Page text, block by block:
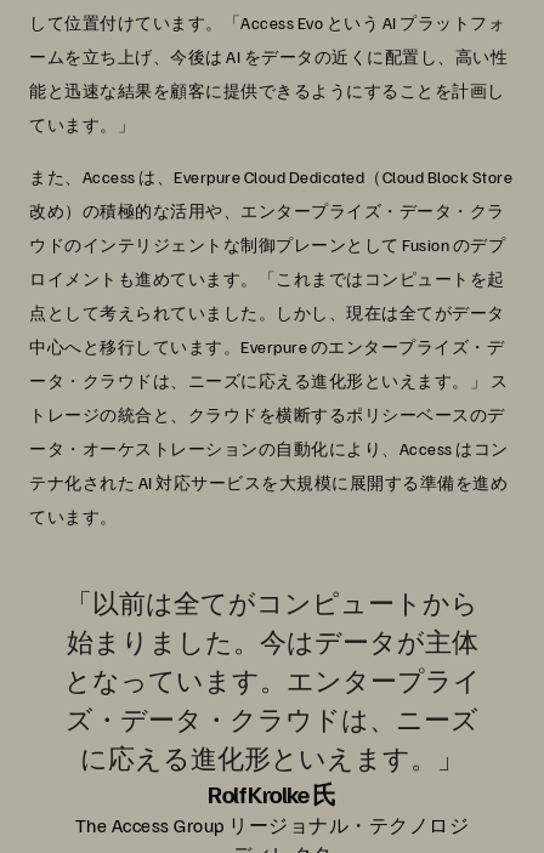
して位置付けています。「Access Evo という AI プラットフォ
ームを立ち上げ、今後は AI をデータの近くに配置し、高い性
能と迅速な結果を顧客に提供できるようにすることを計画し
ています。」
また、Access は、Everpure Cloud Dedicated（Cloud Block Store
改め）の積極的な活用や、エンタープライズ・データ・クラ
ウドのインテリジェントな制御プレーンとして Fusion のデプ
ロイメントも進めています。「これまではコンピュートを起
点として考えられていました。しかし、現在は全てがデータ
中心へと移行しています。Everpure のエンタープライズ・デ
ータ・クラウドは、ニーズに応える進化形といえます。」 ス
トレージの統合と、クラウドを横断するポリシーベースのデ
ータ・オーケストレーションの自動化により、Access はコン
テナ化された AI 対応サービスを大規模に展開する準備を進め
ています。
「以前は全てがコンピュートから
始まりました。今はデータが主体
となっています。エンタープライ
ズ・データ・クラウドは、ニーズ
に応える進化形といえます。」
Rolf Krolke 氏
The Access Group リージョナル・テクノロジ